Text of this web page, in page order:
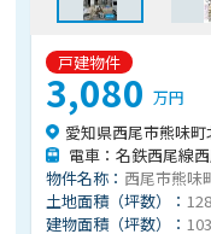
戸建物件
3,080万円
愛知県西尾市熊味
電車：名鉄西尾線
物件名称： 西尾市熊
土地面積（坪数）：
建物面積（坪数）：